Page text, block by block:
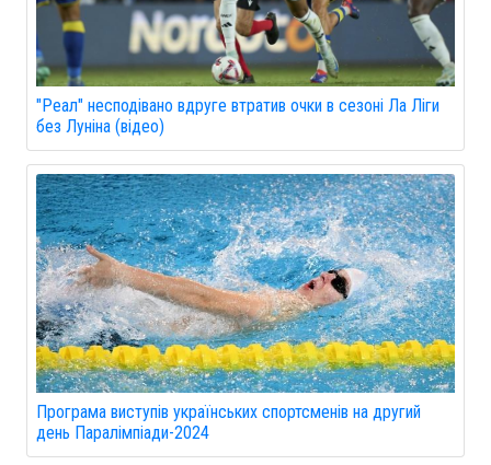
"Реал" несподівано вдруге втратив очки в сезоні Ла Ліги
без Луніна (відео)
Програма виступів українських спортсменів на другий
день Паралімпіади-2024